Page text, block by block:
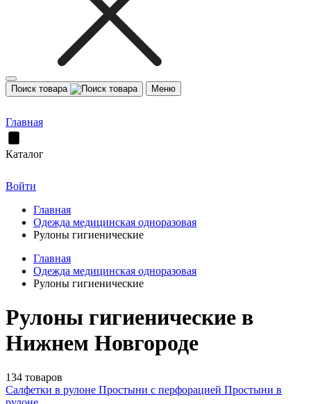
Поиск товара Меню
Главная
Каталог
Войти
Главная
Одежда медицинская одноразовая
Рулоны гигиенические
Главная
Одежда медицинская одноразовая
Рулоны гигиенические
Рулоны гигиенические в
Нижнем Новгороде
134 товаров
Салфетки в рулоне Простыни с перфорацией Простыни в